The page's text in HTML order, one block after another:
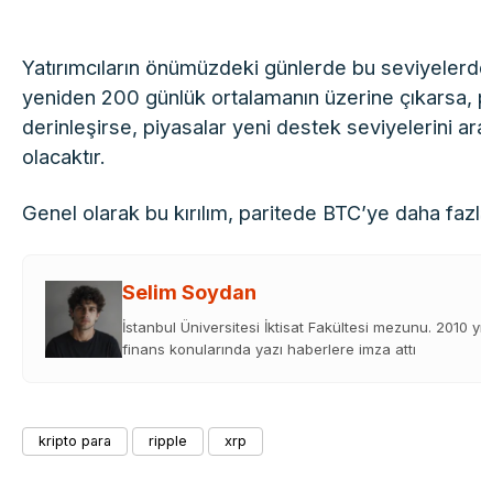
Yatırımcıların önümüzdeki günlerde bu
yeniden 200 günlük ortalamanın üzerine
derinleşirse, piyasalar yeni destek seviyelerini
olacaktır.
Genel olarak bu kırılım, paritede BTC’ye daha
Selim Soydan
İstanbul Üniversitesi İktisat Fakültesi mezunu.
finans konularında yazı haberlere imza attı
kripto para ripple xrp